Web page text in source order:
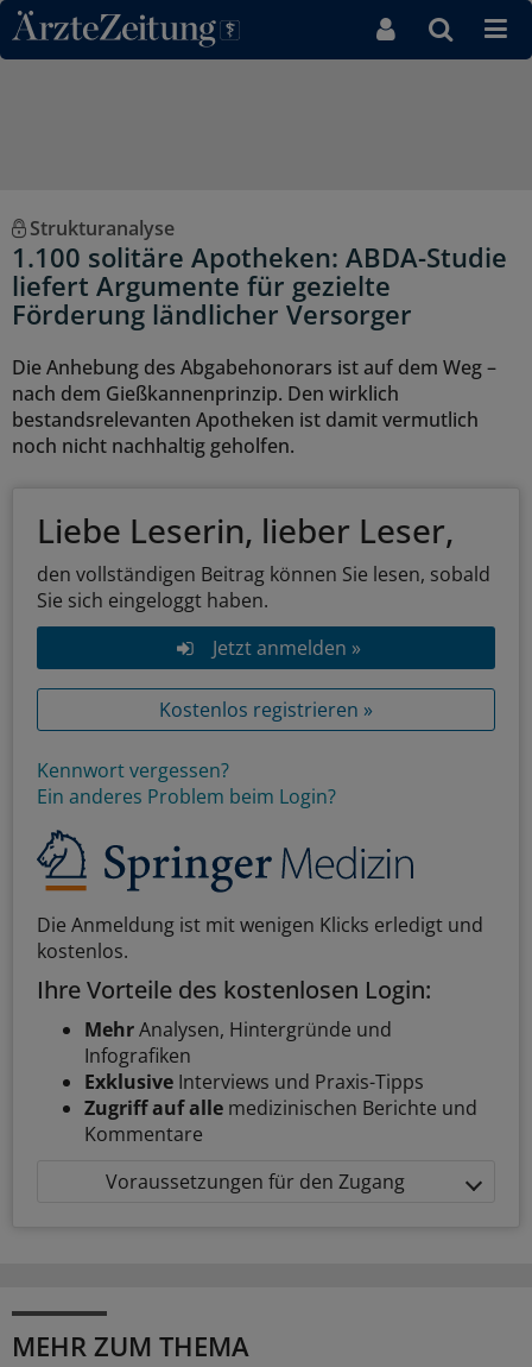
Direkt zum Inhaltsbereich
Strukturanalyse
1.100 solitäre Apotheken: ABDA-Studie
liefert Argumente für gezielte
Förderung ländlicher Versorger
Die Anhebung des Abgabehonorars ist auf dem Weg –
nach dem Gießkannenprinzip. Den wirklich
bestandsrelevanten Apotheken ist damit vermutlich
noch nicht nachhaltig geholfen.
Liebe Leserin, lieber Leser,
den vollständigen Beitrag können Sie lesen, sobald
Sie sich eingeloggt haben.
Jetzt anmelden »
Kostenlos registrieren »
Kennwort vergessen?
Ein anderes Problem beim Login?
Die Anmeldung ist mit wenigen Klicks erledigt und
kostenlos.
Ihre Vorteile des kostenlosen Login:
MehrAnalysen, Hintergründe und
Infografiken
Exklusive Interviews und Praxis-Tipps
Zugriff auf alle medizinischen Berichte und
Kommentare
Voraussetzungen für den Zugang
MEHR ZUM THEMA